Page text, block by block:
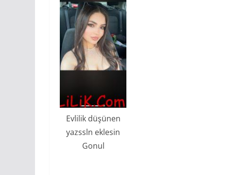
Evlilik düşünen
yazssln eklesin
Gonul